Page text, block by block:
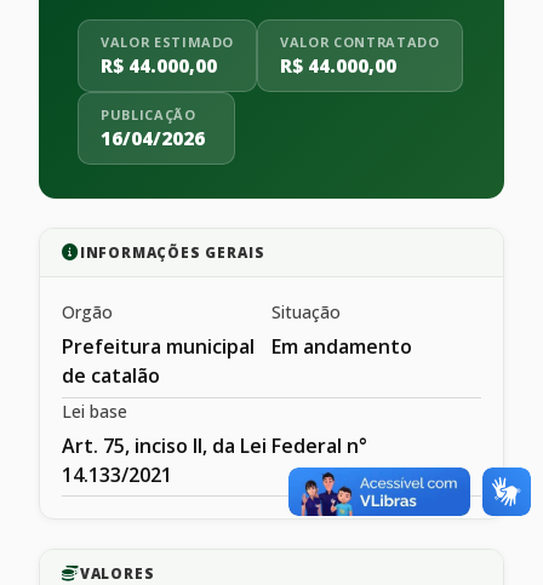
VALOR ESTIMADO
R$ 44.000,00
VALOR CONTRATADO
R$ 44.000,00
PUBLICAÇÃO
16/04/2026
INFORMAÇÕES GERAIS
Orgão
Prefeitura municipal
de catalão
Situação
Em andamento
Lei base
Art. 75, inciso II, da Lei Federal n°
14.133/2021
VALORES